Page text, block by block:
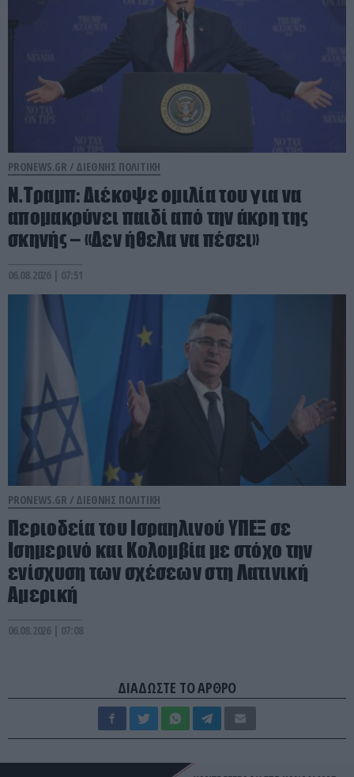
PRONEWS.GR / ΔΙΕΘΝΗΣ ΠΟΛΙΤΙΚΗ
Ν.Τραμπ: Διέκοψε ομιλία του για να
απομακρύνει παιδί από την άκρη της
σκηνής – «Δεν ήθελα να πέσει»
06.08.2026 | 07:51
PRONEWS.GR / ΔΙΕΘΝΗΣ ΠΟΛΙΤΙΚΗ
Περιοδεία του Ισραηλινού ΥΠΕΞ σε
Ισημερινό και Κολομβία με στόχο την
ενίσχυση των σχέσεων στη Λατινική
Αμερική
06.08.2026 | 07:08
ΔΙΑΔΩΣΤΕ ΤΟ ΑΡΘΡΟ